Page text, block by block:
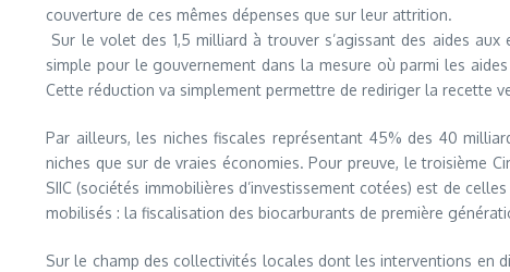
couverture de ces mêmes dépenses que sur leur attrition.
Sur le volet des 1,5 milliard à trouver s’agissant des aides
simple pour le gouvernement dans la mesure où parmi les
Cette réduction va simplement permettre de rediriger la recette
Par ailleurs, les niches fiscales représentant 45% des 40
niches que sur de vraies économies. Pour preuve, le troisième
SIIC (sociétés immobilières d’investissement cotées) est de
mobilisés : la fiscalisation des biocarburants de première
Sur le champ des collectivités locales dont les interventions en